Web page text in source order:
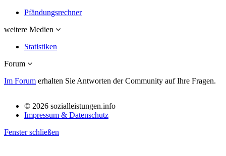
Pfändungsrechner
weitere Medien
Statistiken
Forum
Im Forum erhalten Sie Antworten der Community auf Ihre Fragen.
© 2026 sozialleistungen.info
Impressum & Datenschutz
Fenster schließen